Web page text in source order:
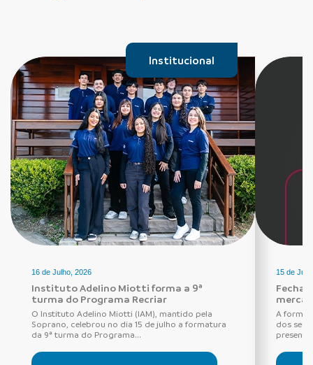
Institucional
16 de Julho, 2026
Instituto Adelino Miotti forma a 9ª
turma do Programa Recriar
O Instituto Adelino Miotti (IAM), mantido pela
Soprano, celebrou no dia 15 de julho a formatura
da 9ª turma do Programa...
15 de
A forma
dos